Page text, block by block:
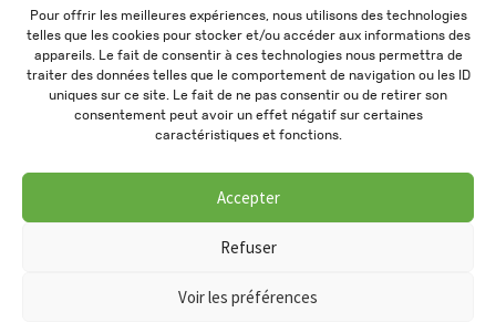
Pour offrir les meilleures expériences, nous utilisons des technologies
telles que les cookies pour stocker et/ou accéder aux informations des
appareils. Le fait de consentir à ces technologies nous permettra de
traiter des données telles que le comportement de navigation ou les ID
uniques sur ce site. Le fait de ne pas consentir ou de retirer son
consentement peut avoir un effet négatif sur certaines
caractéristiques et fonctions.
Accepter
Refuser
Voir les préférences
Adresses
Mes informations personnelles